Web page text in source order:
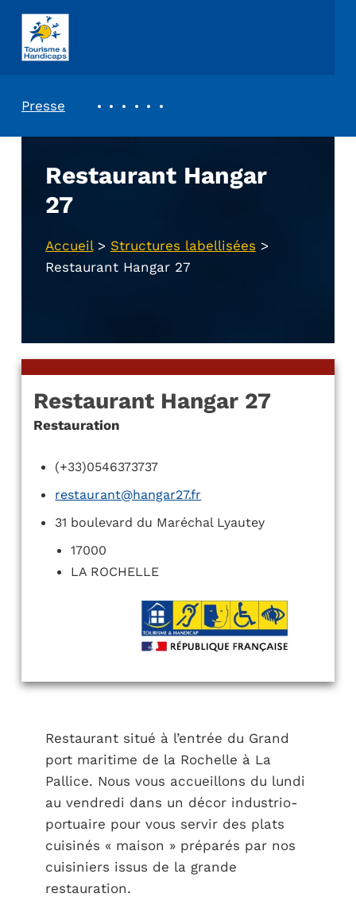
ASSOCIATION TOURISME ET HANDICAPS
Presse
Restaurant Hangar
27
Accueil> Structures labellisées >
Restaurant Hangar 27
Restaurant Hangar 27
Restauration
(+33)0546373737
restaurant@hangar27.fr
31 boulevard du Maréchal Lyautey
17000
LA ROCHELLE
Restaurant situé à l’entrée du Grand
port maritime de la Rochelle à La
Pallice. Nous vous accueillons du lundi
au vendredi dans un décor industrio-
portuaire pour vous servir des plats
cuisinés « maison » préparés par nos
cuisiniers issus de la grande
restauration.